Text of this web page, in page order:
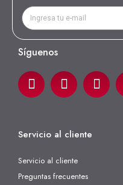
Síguenos
Servicio al cliente
Servicio al cliente
Preguntas frecuentes